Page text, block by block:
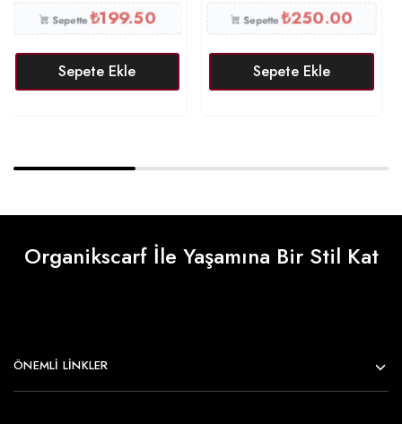
Sepette₺199.50
Sepete Ekle
Sepette₺250.00
Sepete Ekle
Organikscarf İle Yaşamına Bir Stil Kat
ÖNEMLI LINKLER